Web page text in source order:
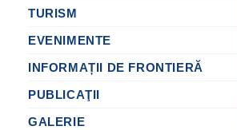
TURISM
EVENIMENTE
INFORMAȚII DE FRONTIERĂ
PUBLICAŢII
GALERIE